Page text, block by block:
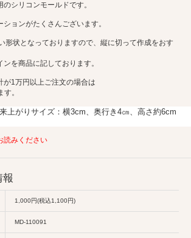
シリコンモールドです。
ョンがたくさんございます。
状となっておりますので、縦に切って作成をおす
を商品に記しております。
が1万円以上ご注文の場合は
す。
上がりサイズ：横3cm、奥行き4㎝、高さ約6cm
読みください
1,000円(税込1,100円)
MD-110091